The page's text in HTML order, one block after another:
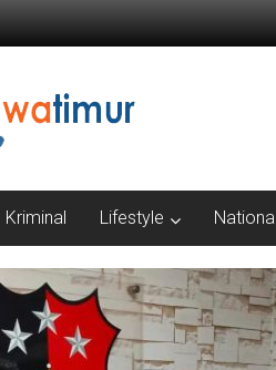
Kriminal Lifestyle National